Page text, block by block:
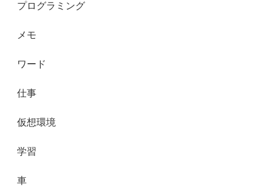
プログラミング
メモ
ワード
仕事
仮想環境
学習
車